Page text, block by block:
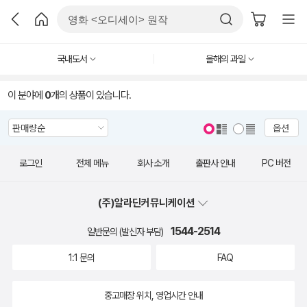
국내도서 올해의 과일
이 분야에 0개의 상품이 있습니다.
옵션
로그인 전체 메뉴 회사 소개 출판사 안내 PC 버전
(주)알라딘커뮤니케이션
일반문의 (발신자 부담) 1544-2514
1:1 문의 FAQ
중고매장 위치, 영업시간 안내